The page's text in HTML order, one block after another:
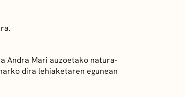
Andra Mari auzoetako natura-
dira lehiaketaren egunean